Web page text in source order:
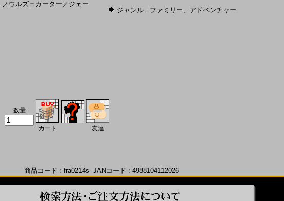
ノウルズ＝カーター ／ ジェー
ジャンル : ファミリー、 アドベンチャー
数量
カート 友達
商品コード : fra0214s JANコード : 4988104112026